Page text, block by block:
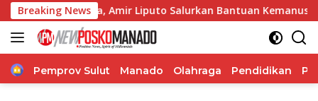
Langsung
ke
konten
Breaking News
Pakowa, Amir Liputo Salurkan Bantuan Kemanusiaan
Home
Pemprov Sulut Manado Olahraga Pendidikan